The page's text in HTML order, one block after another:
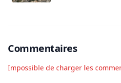
Commentaires
Impossible de charger les